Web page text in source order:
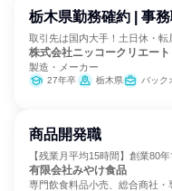
栃木県勤務確約 | 事
取引先は国内大手！土日休・
株式会社ニッコークリエート
製造・メーカー
27年卒 栃木県 バック
商品開発職
【残業月平均15時間】創業80
有限会社みやけ食品
専門飲食料品小売、総合商社